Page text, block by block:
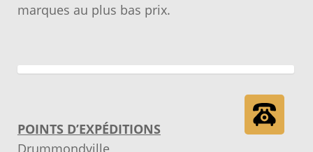
marques au plus bas prix.
POINTS D’EXPÉDITIONS
Drummondville